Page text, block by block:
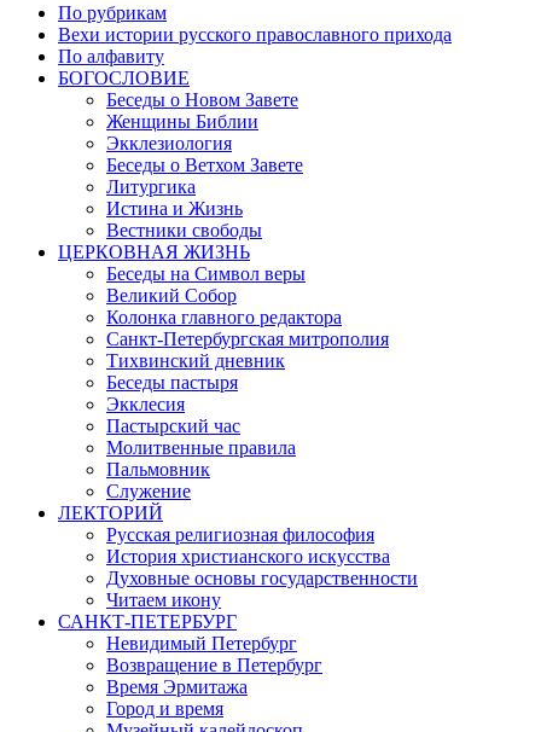
По рубрикам
Вехи истории русского православного прихода
По алфавиту
БОГОСЛОВИЕ
Беседы о Новом Завете
Женщины Библии
Экклезиология
Беседы о Ветхом Завете
Литургика
Истина и Жизнь
Вестники свободы
ЦЕРКОВНАЯ ЖИЗНЬ
Беседы на Символ веры
Великий Собор
Колонка главного редактора
Санкт-Петербургская митрополия
Тихвинский дневник
Беседы пастыря
Экклесия
Пастырский час
Молитвенные правила
Пальмовник
Служение
ЛЕКТОРИЙ
Русская религиозная философия
История христианского искусства
Духовные основы государственности
Читаем икону
САНКТ-ПЕТЕРБУРГ
Невидимый Петербург
Возвращение в Петербург
Время Эрмитажа
Город и время